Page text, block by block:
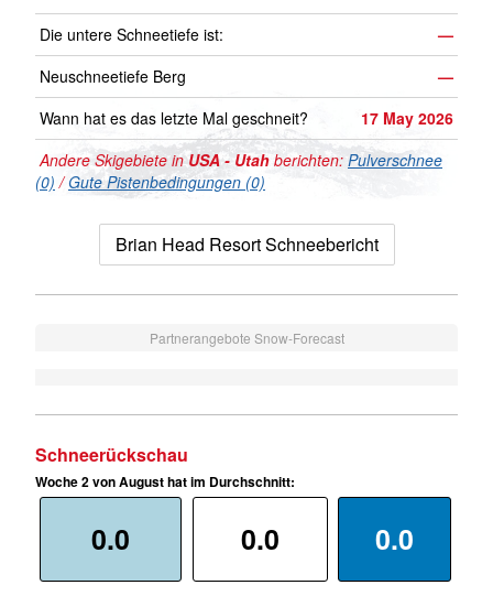
Die untere Schneetiefe ist:
—
Neuschneetiefe Berg
—
Wann hat es das letzte Mal geschneit?
17 May 2026
Andere Skigebiete inUSA - Utah berichten: Pulverschnee
(0) /Gute Pistenbedingungen (0)
Brian Head Resort Schneebericht
Partnerangebote Snow-Forecast
Schneerückschau
Woche 2 von August hat im Durchschnitt:
0.0 0.0 0.0